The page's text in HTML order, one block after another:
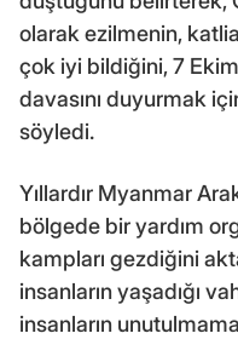
olarak ezilmenin,
çok iyi bildiğini, 7
davasını duyurmak
söyledi.
Yıllardır Myanmar
bölgede bir yardım
kampları gezdiğini
insanların yaşadığı
insanların